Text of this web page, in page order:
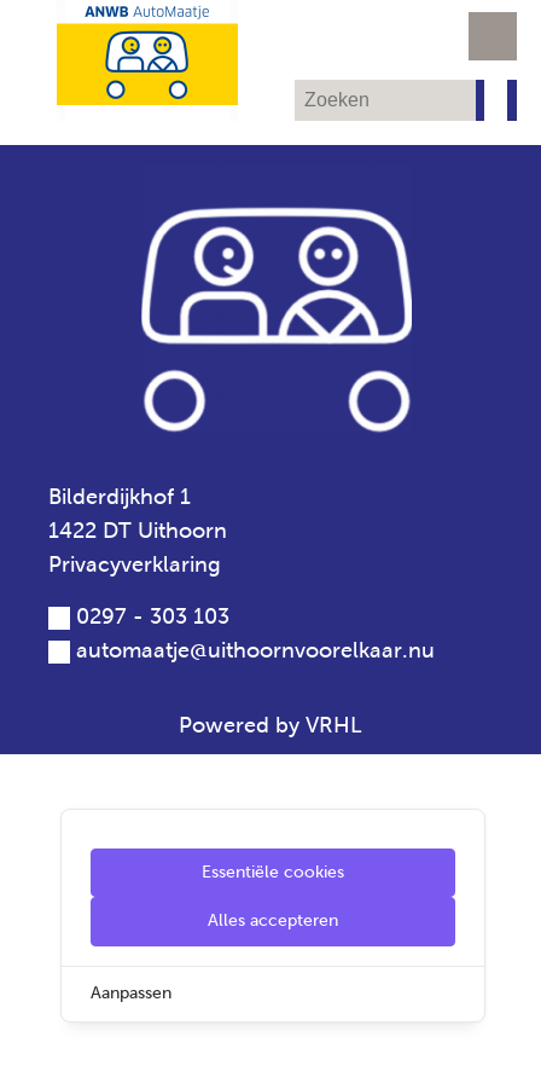
Bilderdijkhof 1
1422 DT Uithoorn
Privacyverklaring
0297 - 303 103
automaatje@uithoornvoorelkaar.nu
Powered by VRHL
Essentiële cookies
Alles accepteren
Aanpassen